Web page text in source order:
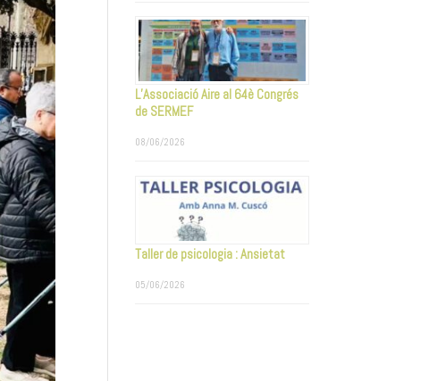
L’Associació Aire al 64è Congrés
de SERMEF
08/06/2026
Taller de psicologia : Ansietat
05/06/2026